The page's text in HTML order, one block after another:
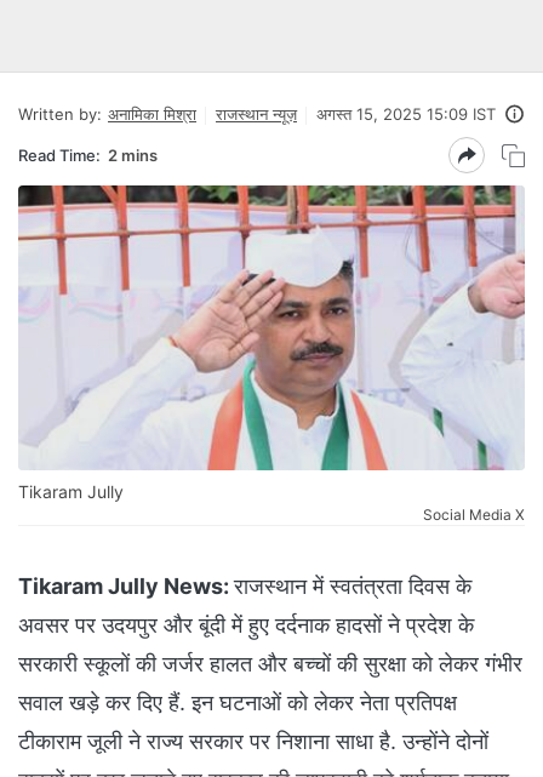
Written by: अनामिका मिश्रा राजस्थान न्यूज़ अगस्त 15, 2025 15:09 IST
Read Time: 2 mins
Tikaram Jully
Social Media X
Tikaram Jully News:राजस्थान में स्वतंत्रता दिवस के
अवसर पर उदयपुर और बूंदी में हुए दर्दनाक हादसों ने प्रदेश के
सरकारी स्कूलों की जर्जर हालत और बच्चों की सुरक्षा को लेकर गंभीर
सवाल खड़े कर दिए हैं. इन घटनाओं को लेकर नेता प्रतिपक्ष
टीकाराम जूली ने राज्य सरकार पर निशाना साधा है. उन्होंने दोनों